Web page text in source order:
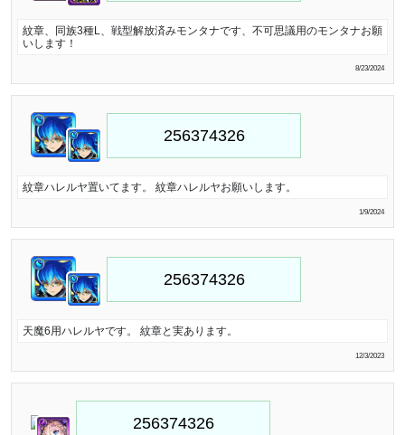
紋章、同族3種L、戦型解放済みモンタナです、不可思議用のモンタナお願
いします！
8/23/2024
紋章ハレルヤ置いてます。 紋章ハレルヤお願いします。
1/9/2024
天魔6用ハレルヤです。 紋章と実あります。
12/3/2023